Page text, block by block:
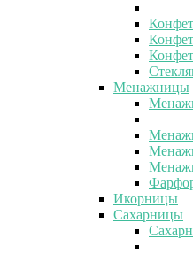
Менажницы
Икорницы
Сахарницы